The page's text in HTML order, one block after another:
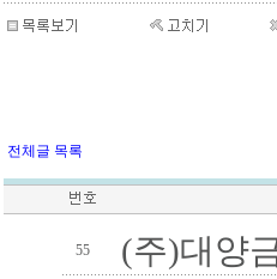
전체글 목록
55 (주)대양